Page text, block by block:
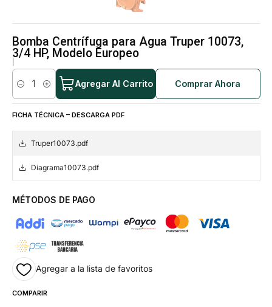
Bomba Centrífuga para Agua Truper 10073,
3/4 HP, Modelo Europeo
Cantidad
Agregar Al Carrito Comprar Ahora
FICHA TÉCNICA – DESCARGA PDF
Truper10073.pdf
Diagrama10073.pdf
MÉTODOS DE PAGO
Agregar a la lista de favoritos
COMPARIR